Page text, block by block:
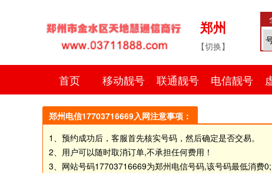
郑州
【切换】
首页 移动靓号 联通靓号 电信靓号
郑州电信17703716669入网注意事项：
1、预约成功后，客服首先核实号码，然后确定是否交易。
2、用户可以随时取消订单,不承担任何费用！
3、网站号码17703716669为郑州电信号码,该号码最低消费0;